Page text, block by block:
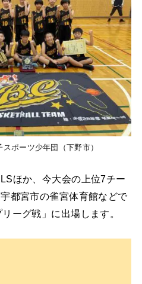
ポーツ少年団（下野市）
ほか、今大会の上位7チー
都宮市の雀宮体育館などで
ーグ戦」に出場します。